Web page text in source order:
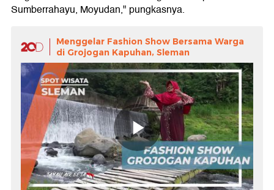
Sumberrahayu, Moyudan," pungkasnya.
Menggelar Fashion Show Bersama Warga
di Grojogan Kapuhan, Sleman